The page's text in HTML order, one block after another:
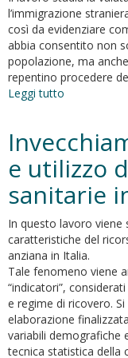
l’immigrazione
così da evidenziare
abbia consentito non
popolazione, ma
repentino procedere
Leggi tutto
dell'impatto
della
recente
straniera
e
la
struttura
della
popolazione
italiana
e utilizzo
sanitarie
In questo lavoro viene
caratteristiche del
anziana in Italia.
Tale fenomeno viene
“indicatori”,
e regime di ricovero.
elaborazione
variabili demografiche
tecnica statistica della